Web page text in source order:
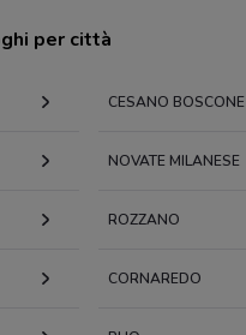
per città
CESANO BOSCONE
NOVATE MILANESE
ROZZANO
CORNAREDO